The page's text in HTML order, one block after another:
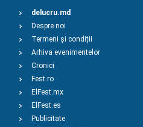
delucru.md
Despre noi
Termeni și condiții
Arhiva evenimentelor
Cronici
Fest.ro
ElFest.mx
ElFest.es
Publicitate